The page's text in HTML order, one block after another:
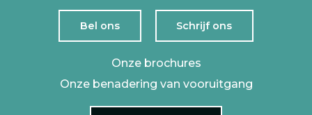
Bel ons Schrijf ons
Onze brochures
Onze benadering van vooruitgang